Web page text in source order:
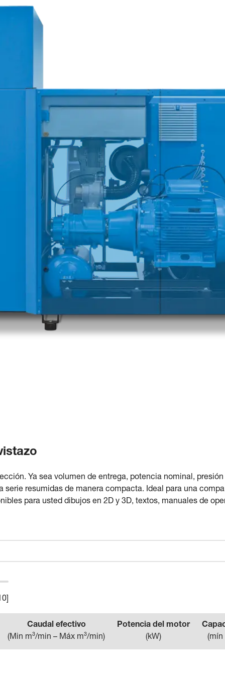
Ya sea volumen de entrega, potencia nominal,
resumidas de manera compacta. Ideal para una
para usted dibujos en 2D y 3D, textos, manuales de
Caudal efectivo
(Min m³/min – Máx m³/min)
Potencia del motor
(kW)
(mín